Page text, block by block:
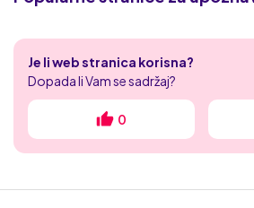
Academic Singles
Tajni zreli flert
Naughty date
XXX HR flert
Je li web stranica korisna?
Dopada li Vam se sadržaj?
0